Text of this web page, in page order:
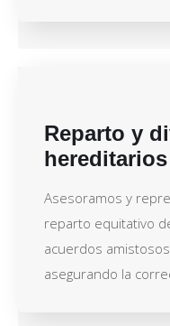
Reparto y
hereditarios
Asesoramos y
reparto equitativo
acuerdos
asegurando la